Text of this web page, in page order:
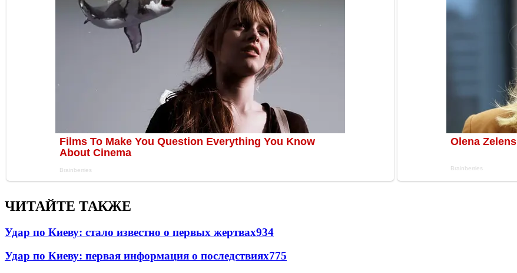
ЧИТАЙТЕ ТАКЖЕ
Удар по Киеву: стало известно о первых жертвах934
Удар по Киеву: первая информация о последствиях775